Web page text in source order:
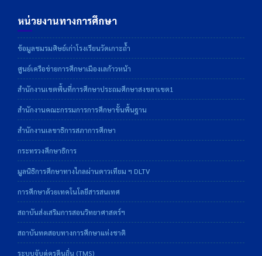
หน่วยงานทางการศึกษา
ข้อมูลชมรมศิษย์เก่าโรงเรียนวัดเกาะถ้ำ
ศูนย์เครือข่ายการศึกษาเมืองเลก้าวหน้า
สำนักงานเขตพื้นที่การศึกษาประถมศึกษาสงขลาเขต1
สำนักงานคณะกรรมการการศึกษาขั้นพื้นฐาน
สำนักงานเลขาธิการสภาการศึกษา
กระทรวงศึกษาธิการ
มูลนิธิการศึกษาทางไกลผ่านดาวเทียม ฯ DLTV
การศึกษาด้วยเทคโนโลยีสารสนเทศ
สถาบันส่งเสริมการสอนวิทยาศาสตร์ฯ
สถาบันทดสอบทางการศึกษาแห่งชาติ
ระบบจับคู่ครูคืนถิ่น (TMS)